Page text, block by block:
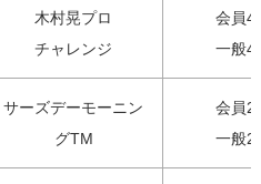
木村晃プロ
チャレンジ
会員
一般
サーズデーモーニン
グTM
会員
一般